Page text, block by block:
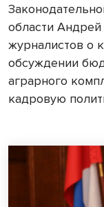
области
журналистов о
обсуждении
аграрного
кадровую